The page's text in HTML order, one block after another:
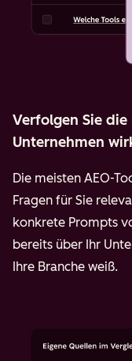
Verfolgen Sie
Unternehmen
Die meisten AEO-
Fragen für Sie
konkrete Prompts
bereits über Ihr
Ihre Branche weiß.